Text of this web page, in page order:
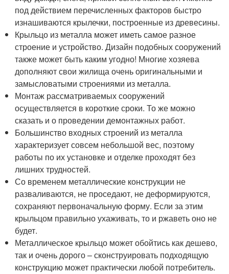
под действием перечисленных факторов быстро
изнашиваются крылечки, построенные из древесины.
Крыльцо из металла может иметь самое разное
строение и устройство. Дизайн подобных сооружений
также может быть каким угодно! Многие хозяева
дополняют свои жилища очень оригинальными и
замысловатыми строениями из металла.
Монтаж рассматриваемых сооружений
осуществляется в короткие сроки. То же можно
сказать и о проведении демонтажных работ.
Большинство входных строений из металла
характеризует совсем небольшой вес, поэтому
работы по их установке и отделке проходят без
лишних трудностей.
Со временем металлические конструкции не
разваливаются, не проседают, не деформируются,
сохраняют первоначальную форму. Если за этим
крыльцом правильно ухаживать, то и ржаветь оно не
будет.
Металлическое крыльцо может обойтись как дешево,
так и очень дорого – сконструировать подходящую
конструкцию может практически любой потребитель.